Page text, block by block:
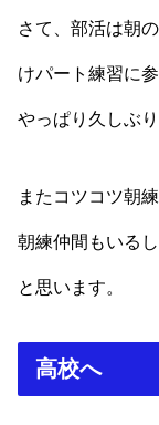
さて、部活は朝
けパート練習に参
やっぱり久しぶ
またコツコツ朝
朝練仲間もいる
と思います。
高校へ